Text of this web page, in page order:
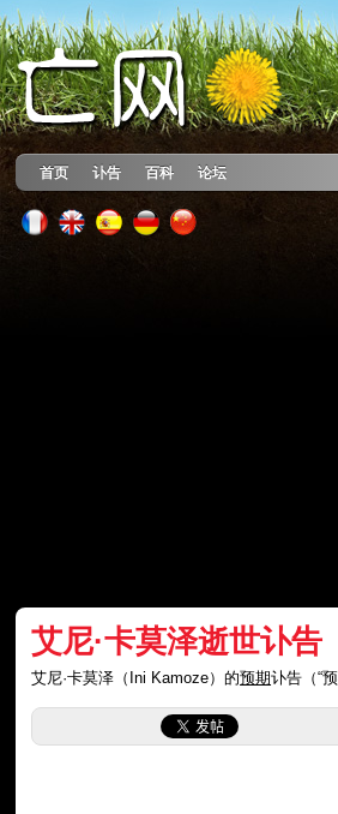
首页 讣告 百科 论坛
艾尼·卡莫泽逝世讣告
艾尼·卡莫泽（Ini Kamoze）的预期讣告（“